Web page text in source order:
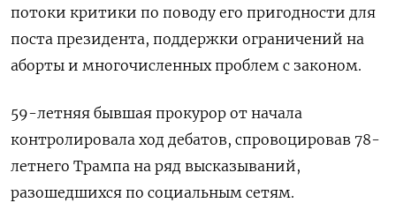
потоки критики по поводу его пригодности для
поста президента, поддержки ограничений на
аборты и многочисленных проблем с законом.
59-летняя бывшая прокурор от начала
контролировала ход дебатов, спровоцировав 78-
летнего Трампа на ряд высказываний,
разошедшихся по социальным сетям.